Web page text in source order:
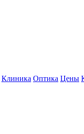
Клиника Оптика Цены